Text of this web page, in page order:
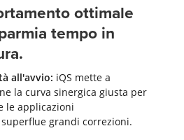
ottimale
tempo in
all'avvio: iQS mette a
la curva sinergica giusta per
le applicazioni
grandi correzioni.